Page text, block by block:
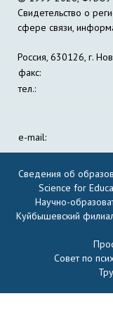
Свидетельство о
сфере связи,
Россия, 630126, г.
факс:
тел.:
e-mail:
Сведения об
Science for
Научно-
Куйбышевский
Совет по